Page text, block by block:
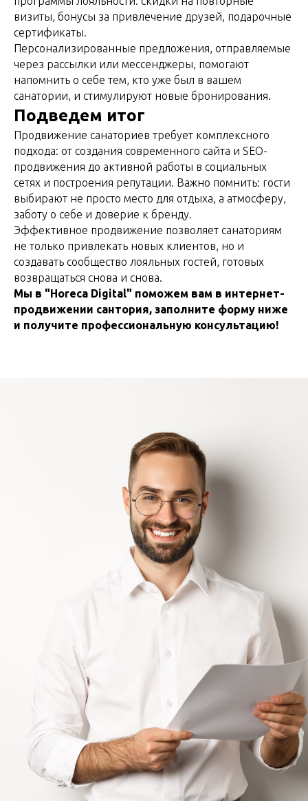
визиты, бонусы за привлечение друзей, подарочные
сертификаты.
Персонализированные предложения, отправляемые
через рассылки или мессенджеры, помогают
напомнить о себе тем, кто уже был в вашем
санатории, и стимулируют новые бронирования.
Подведем итог
Продвижение санаториев требует комплексного
подхода: от создания современного сайта и SEO-
продвижения до активной работы в социальных
сетях и построения репутации. Важно помнить: гости
выбирают не просто место для отдыха, а атмосферу,
заботу о себе и доверие к бренду.
Эффективное продвижение позволяет санаториям
не только привлекать новых клиентов, но и
создавать сообщество лояльных гостей, готовых
возвращаться снова и снова.
Мы в "Horeca Digital" поможем вам в интернет-
продвижении сантория, заполните форму ниже
и получите профессиональную консультацию!